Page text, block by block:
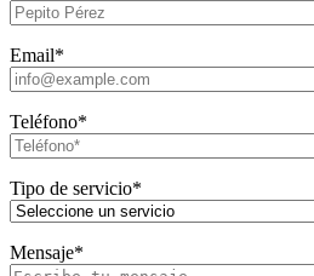
Email*
Teléfono*
Tipo de servicio*
Mensaje*